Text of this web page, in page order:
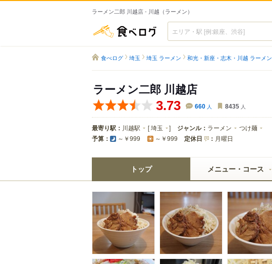
ラーメン二郎 川越店 - 川越（ラーメン）
食べログ
食べログ 埼玉 埼玉 ラーメン 和光・新座・志木・川越 ラーメン
ラーメン二郎 川越店
3.73 660 人 8435 人
最寄り駅： 川越駅 [埼玉 ] ジャンル： ラーメン つけ麺
予算： ～￥999 ～￥999 定休日 ： 月曜日
トップ メニュー・コース